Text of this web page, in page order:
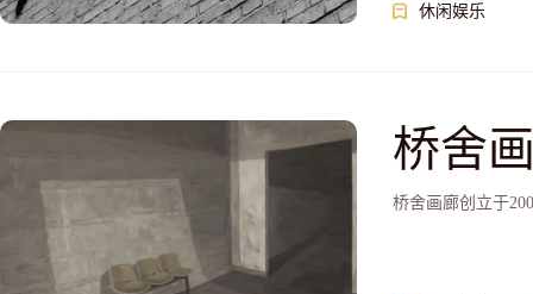
休闲娱乐
桥舍
桥舍画廊创立于